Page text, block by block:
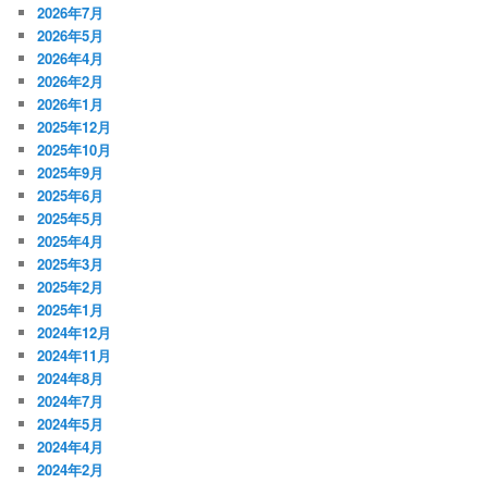
2026年7月
2026年5月
2026年4月
2026年2月
2026年1月
2025年12月
2025年10月
2025年9月
2025年6月
2025年5月
2025年4月
2025年3月
2025年2月
2025年1月
2024年12月
2024年11月
2024年8月
2024年7月
2024年5月
2024年4月
2024年2月